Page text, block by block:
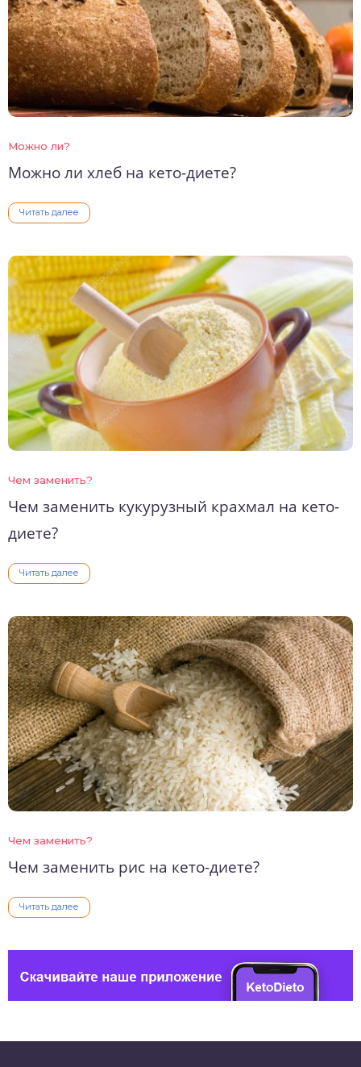
Можно ли?
Можно ли хлеб на кето-диете?
Читать далее
Чем заменить?
Чем заменить кукурузный крахмал на кето-
диете?
Читать далее
Чем заменить?
Чем заменить рис на кето-диете?
Читать далее